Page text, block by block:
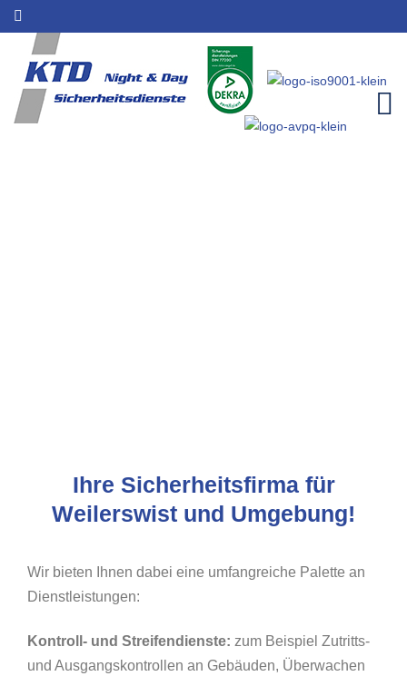
Ihre Sicherheitsfirma für
Weilerswist und Umgebung!
Wir bieten Ihnen dabei eine umfangreiche Palette an
Dienstleistungen:
Kontroll- und Streifendienste: zum Beispiel Zutritts-
und Ausgangskontrollen an Gebäuden, Überwachen